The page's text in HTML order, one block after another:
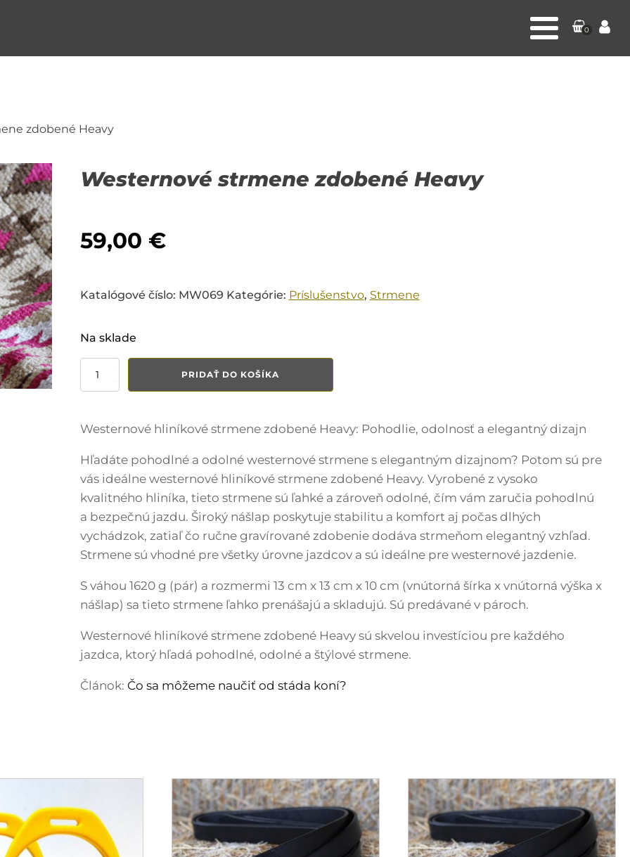
0
zdobené Heavy
Westernové strmene zdobené Heavy
59,00 €
Katalógové číslo: MW069 Kategórie: Príslušenstvo, Strmene
Na sklade
množstvo
Heavy
PRIDAŤ DO KOŠÍKA
Westernové hliníkové strmene zdobené Heavy: Pohodlie, odolnosť a elegantný dizajn
Hľadáte pohodlné a odolné westernové strmene s elegantným dizajnom? Potom sú pre
vás ideálne westernové hliníkové strmene zdobené Heavy. Vyrobené z vysoko
kvalitného hliníka, tieto strmene sú ľahké a zároveň odolné, čím vám zaručia pohodlnú
a bezpečnú jazdu. Široký nášlap poskytuje stabilitu a komfort aj počas dlhých
vychádzok, zatiaľ čo ručne gravírované zdobenie dodáva strmeňom elegantný vzhľad.
Strmene sú vhodné pre všetky úrovne jazdcov a sú ideálne pre westernové jazdenie.
S váhou 1620 g (pár) a rozmermi 13 cm x 13 cm x 10 cm (vnútorná šírka x vnútorná výška x
nášlap) sa tieto strmene ľahko prenášajú a skladujú. Sú predávané v pároch.
Westernové hliníkové strmene zdobené Heavy sú skvelou investíciou pre každého
jazdca, ktorý hľadá pohodlné, odolné a štýlové strmene.
Článok: Čo sa môžeme naučiť od stáda koní?